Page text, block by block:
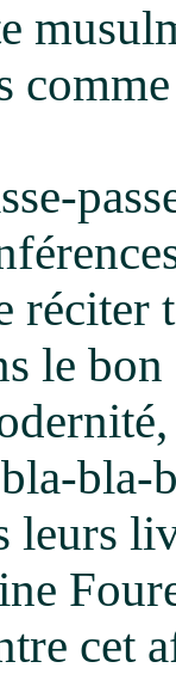
réciter
le
leurs
cet